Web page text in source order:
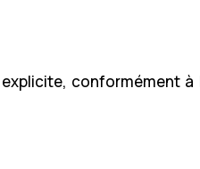
conformément